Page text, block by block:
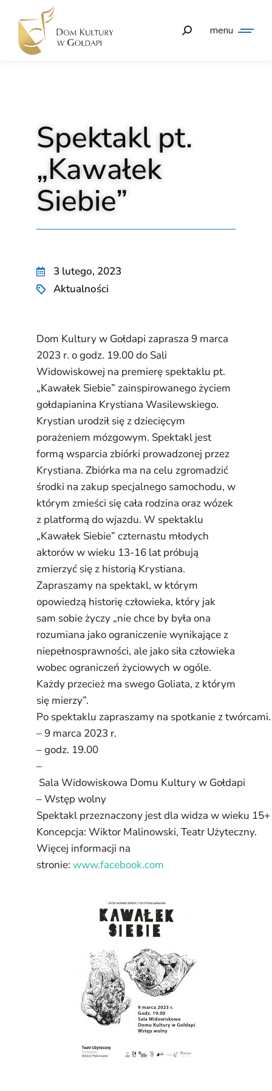
menu
Spektakl pt.
„Kawałek
Siebie”
3 lutego, 2023
Aktualności
Dom Kultury w Gołdapi zaprasza 9 marca
2023 r. o godz. 19.00 do Sali
Widowiskowej na premierę spektaklu pt.
„Kawałek Siebie” zainspirowanego życiem
gołdapianina Krystiana Wasilewskiego.
Krystian urodził się z dziecięcym
porażeniem mózgowym. Spektakl jest
formą wsparcia zbiórki prowadzonej przez
Krystiana. Zbiórka ma na celu zgromadzić
środki na zakup specjalnego samochodu, w
którym zmieści się cała rodzina oraz wózek
z platformą do wjazdu. W spektaklu
„Kawałek Siebie” czternastu młodych
aktorów w wieku 13-16 lat próbują
zmierzyć się z historią Krystiana.
Zapraszamy na spektakl, w którym
opowiedzą historię człowieka, który jak
sam sobie życzy „nie chce by była ona
rozumiana jako ograniczenie wynikające z
niepełnosprawności, ale jako siła człowieka
wobec ograniczeń życiowych w ogóle.
Każdy przecież ma swego Goliata, z którym
się mierzy”.
Po spektaklu zapraszamy na spotkanie z twórcami.
– 9 marca 2023 r.
– godz. 19.00
–
Sala Widowiskowa Domu Kultury w Gołdapi
– Wstęp wolny
Spektakl przeznaczony jest dla widza w wieku 15+
Koncepcja: Wiktor Malinowski, Teatr Użyteczny.
Więcej informacji na
stronie: www.facebook.com